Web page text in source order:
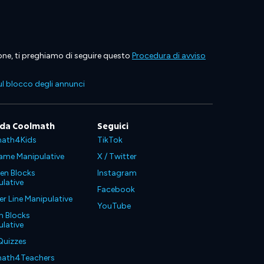
ti preghiamo di seguire questo Procedura di avviso
blocco degli annunci
Coolmath
Manipulative
Blocks
Line Manipulative
Blocks
Seguici
TikTok
X / Twitter
Instagram
Facebook
YouTube